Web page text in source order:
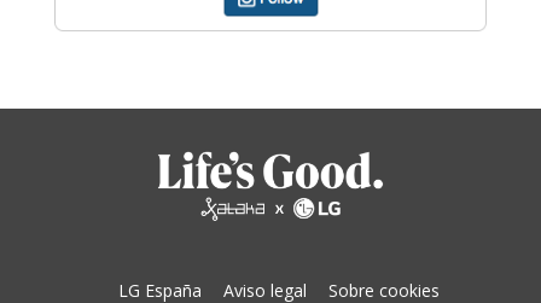
LG España Aviso legal Sobre cookies